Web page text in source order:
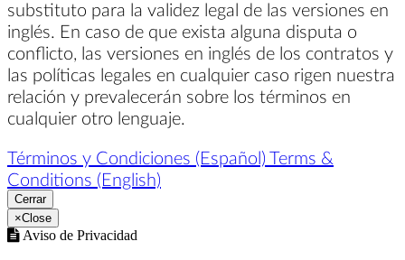
substituto para la validez legal de las versiones en
inglés. En caso de que exista alguna disputa o
conflicto, las versiones en inglés de los contratos y
las políticas legales en cualquier caso rigen nuestra
relación y prevalecerán sobre los términos en
cualquier otro lenguaje.
Términos y Condiciones (Español) Terms &
Conditions (English)
Cerrar
×Close
Aviso de Privacidad